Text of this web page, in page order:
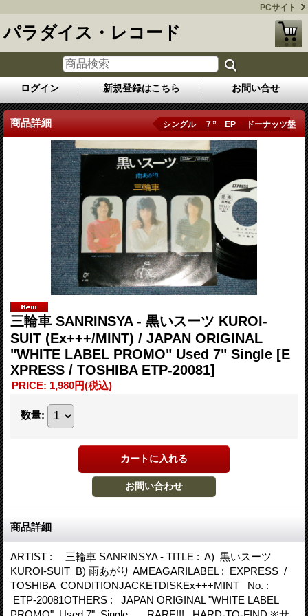
PCサイト
パラダイス・レコード
ログイン 新規登録はこちら お問い合せ
商品詳細 シングル ７” EP ドーナッツ盤
三輪車 SANRINSYA - 黒いスーツ KUROI-
SUIT (Ex+++/MINT) / JAPAN ORIGINAL
"WHITE LABEL PROMO" Used 7" Single [E
XPRESS / TOSHIBA ETP-20081]
PRICE: 1,980円(税込)
数量:
商品詳細
ARTIST : 三輪車 SANRINSYA - TITLE : A) 黒いスーツ
KUROI-SUIT B) 雨あがり AMEAGARILABEL : EXPRESS /
TOSHIBA CONDITIONJACKETDISKEx+++MINT No. :
ETP-20081OTHERS : JAPAN ORIGINAL "WHITE LABEL